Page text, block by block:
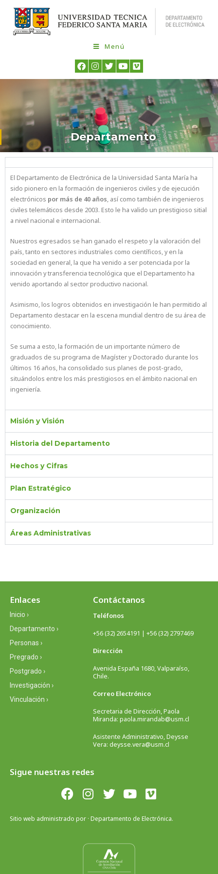
Menú
Departamento
El Departamento de Electrónica de la Universidad Santa María ha
sido pionero en la formación de ingenieros civiles y de ejecución
electrónicos por más de 40 años, así como también de ingenieros
civiles telemáticos desde 2003. Esto le ha valido un prestigioso sitial
a nivel nacional e internacional.
Nuestros egresados se han ganado el respeto y la valoración del
país, tanto en sectores industriales como científicos, y en la
sociedad en general, la que ha venido a ser potenciada por la
innovación y transferencia tecnológica que el Departamento ha
venido aportando al sector productivo nacional.
Asimismo, los logros obtenidos en investigación le han permitido al
Departamento destacar en la escena mundial dentro de su área de
conocimiento.
Se suma a esto, la formación de un importante número de
graduados de su programa de Magíster y Doctorado durante los
últimos 16 años, ha consolidado sus planes de post-grado,
situándolos entre los más prestigiosos en el ámbito nacional en
ingeniería.
Misión y Visión
Historia del Departamento
Hechos y Cifras
Plan Estratégico
Organización
Áreas Administrativas
Enlaces
Inicio ›
Departamento ›
Personas ›
Pregrado ›
Postgrado ›
Investigación ›
Vinculación ›
Contáctanos
Teléfonos
+56 (32) 2654191 | +56 (32) 2797469
Dirección
Avenida España 1680, Valparaíso,
Chile.
Correo Electrónico
Secretaria de Dirección, Paola
Miranda: paola.mirandab@usm.cl
Asistente Administrativo, Deysse
Vera: deysse.vera@usm.cl
Sigue nuestras redes
Sitio web administrado por · Departamento de Electrónica.